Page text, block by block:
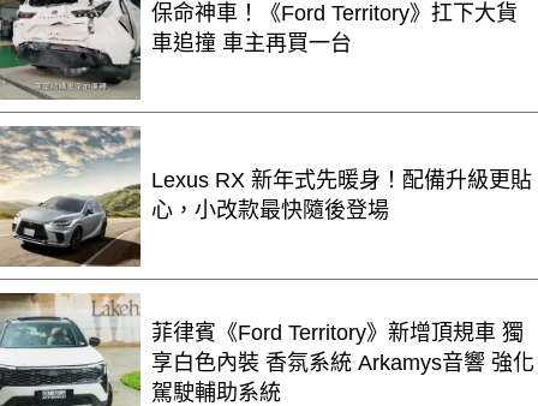
保命神車！《Ford Territory》扛下大貨
車追撞 車主再買一台
Lexus RX 新年式先暖身！配備升級更貼
心，小改款最快隨後登場
菲律賓《Ford Territory》新增頂規車 獨
享白色內裝 香氛系統 Arkamys音響 強化
駕駛輔助系統